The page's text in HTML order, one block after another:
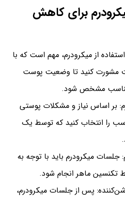
برای کاهش
از میکرودرم، مهم است که با
کنید تا وضعیت پوست
مناسب مشخص شود.
بر اساس نیاز و مشکلات پوستی
را انتخاب کنید که توسط یک
میکرودرم باید با توجه به
ماهر انجام شود.
پس از جلسات میکرودرم،